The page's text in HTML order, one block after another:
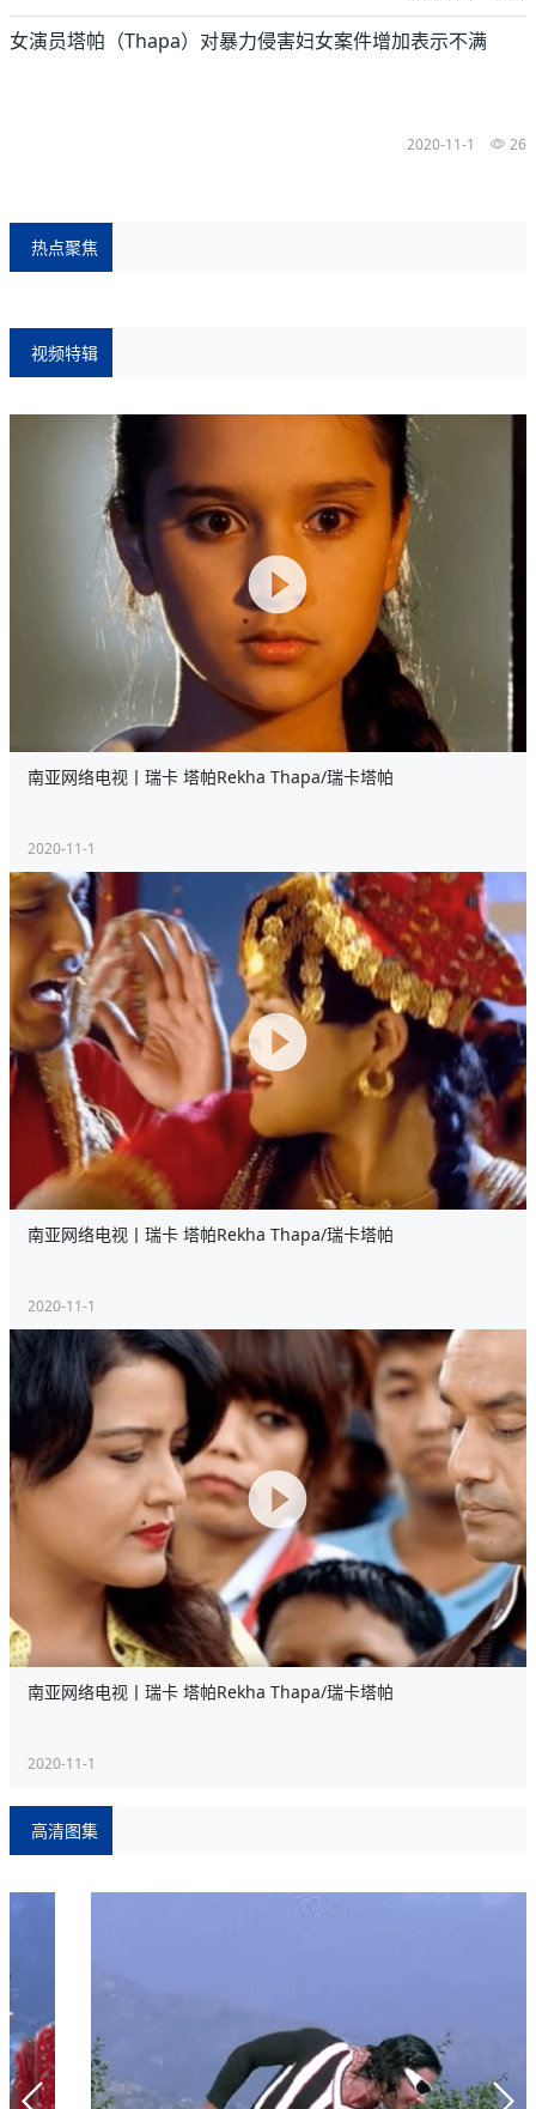
女演员塔帕（Thapa）对暴力侵害妇女案件增加表示不满
2020-11-1 26
热点聚焦
视频特辑
南亚网络电视丨瑞卡 塔帕Rekha Thapa/瑞卡塔帕
2020-11-1
南亚网络电视丨瑞卡 塔帕Rekha Thapa/瑞卡塔帕
2020-11-1
南亚网络电视丨瑞卡 塔帕Rekha Thapa/瑞卡塔帕
2020-11-1
高清图集